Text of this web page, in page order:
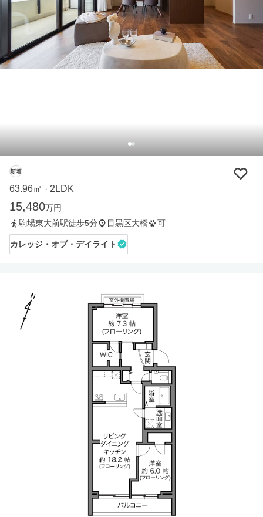
新着
63.96㎡ ・ 2LDK
15,480万円
駒場東大前駅徒歩5分
目黒区大橋 可
カレッジ・オブ・デイライト